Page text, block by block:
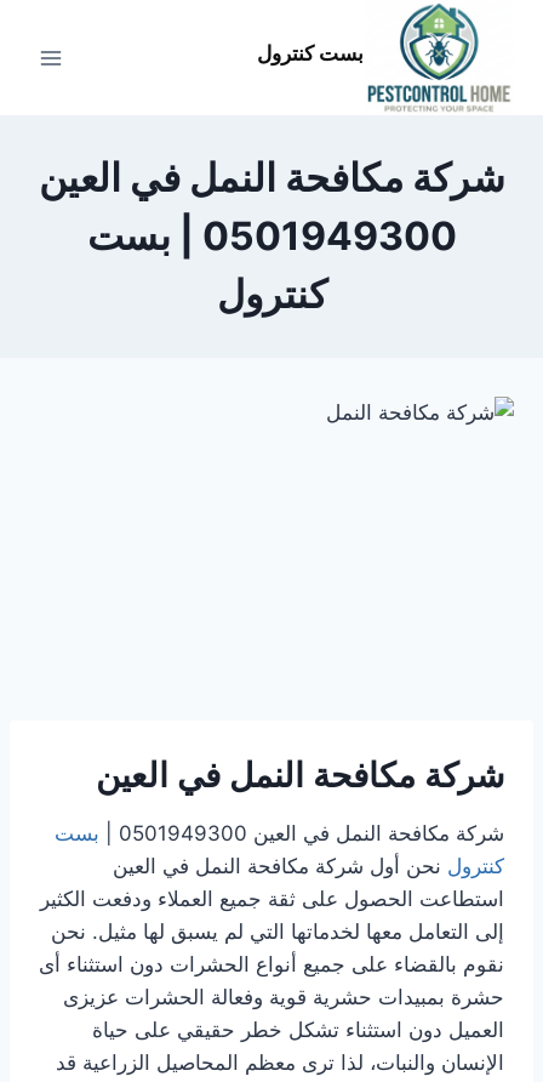
المحتوى
بست كنترول
شركة مكافحة النمل في العين
0501949300 | بست
كنترول
شركة مكافحة النمل في العين
شركة مكافحة النمل في العين 0501949300 |
بست
كنترول نحن أول شركة مكافحة النمل في العين
استطاعت الحصول على ثقة جميع العملاء ودفعت الكثير
إلى التعامل معها لخدماتها التي لم يسبق لها مثيل. نحن
نقوم بالقضاء على جميع أنواع الحشرات دون استثناء أى
حشرة بمبيدات حشرية قوية وفعالة الحشرات عزيزى
العميل دون استثناء تشكل خطر حقيقي على حياة
الإنسان والنبات، لذا ترى معظم المحاصيل الزراعية قد